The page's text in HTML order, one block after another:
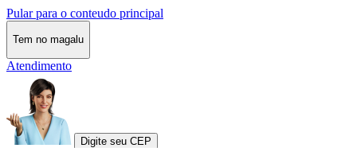
Pular para o conteudo principal
Tem no magalu
Atendimento
Digite seu CEP